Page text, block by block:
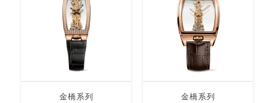
⾦橋系列
⾦橋系列